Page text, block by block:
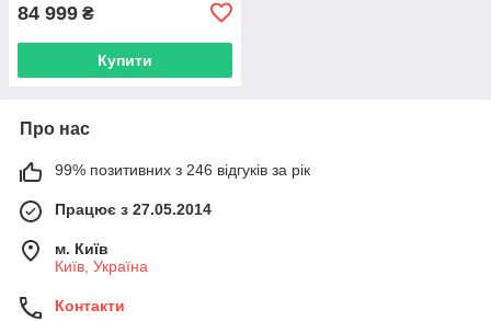
84 999 ₴
Купити
Про нас
99% позитивних з 246 відгуків за рік
Працює з 27.05.2014
м. Київ
Київ, Україна
Контакти